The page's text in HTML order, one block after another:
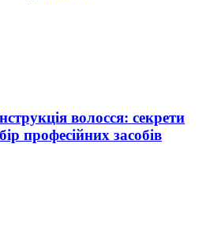
волосся: секрети
професійних засобів